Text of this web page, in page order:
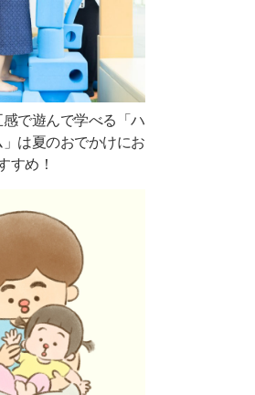
感で遊んで学べる「ハ
は夏のおでかけにお
すめ！